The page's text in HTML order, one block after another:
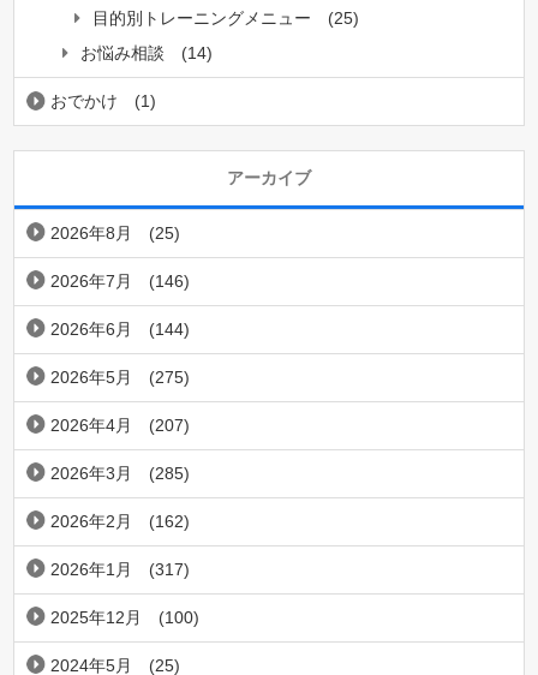
目的別トレーニングメニュー
(25)
お悩み相談
(14)
おでかけ (1)
アーカイブ
2026年8月 (25)
2026年7月 (146)
2026年6月 (144)
2026年5月 (275)
2026年4月 (207)
2026年3月 (285)
2026年2月 (162)
2026年1月 (317)
2025年12月 (100)
2024年5月 (25)